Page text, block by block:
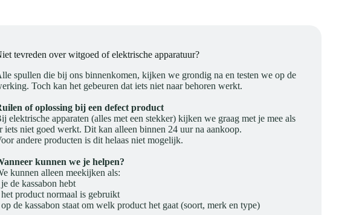
tevreden over witgoed of elektrische apparatuur?
spullen die bij ons binnenkomen, kijken we grondig na en testen we op de
Toch kan het gebeuren dat iets niet naar behoren werkt.
of oplossing bij een defect product
elektrische apparaten (alles met een stekker) kijken we graag met je mee als
iets niet goed werkt. Dit kan alleen binnen 24 uur na aankoop.
andere producten is dit helaas niet mogelijk.
kunnen we je helpen?
kunnen alleen meekijken als:
je de kassabon hebt
het product normaal is gebruikt
op de kassabon staat om welk product het gaat (soort, merk en type)